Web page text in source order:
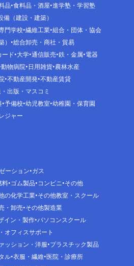
品 食料品・酒屋 進学塾・学習塾
備（建設・建築）
門学校 繊維工業 組合・団体・協会
）
総合卸売・商社・貿易
ード 大学 通信販売 鉄・金属 電器
動物病院 日用雑貨 農林水産
不動産開発 不動産賃貸
出版・マスコミ
予備校 幼児教室 幼稚園・保育園
ジャー
ーション ガス
料 ゴム製品 コンビニ その他
の化学工業 その他教室・スクール
・卸売 その他製造業
イン・製作 パソコンスクール
オフィスサポート
ッション・洋服 プラスチック製品
ル 衣服・繊維 医院・診療所